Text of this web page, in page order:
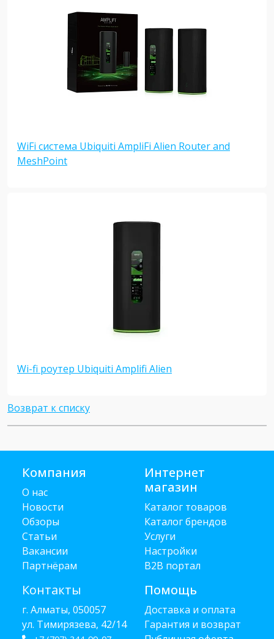
WiFi система Ubiquiti AmpliFi Alien Router and
MeshPoint
Wi-fi роутер Ubiquiti Amplifi Alien
Возврат к списку
Компания
О нас
Новости
Обзоры
Статьи
Вакансии
Партнёрам
Контакты
г. Алматы, 050057
ул. Тимирязева, 42/14
Интернет
магазин
Каталог товаров
Каталог брендов
Услуги
Настройки
B2B портал
Помощь
Доставка и оплата
Гарантия и возврат